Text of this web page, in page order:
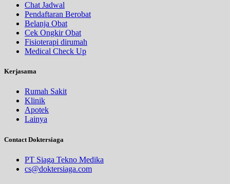
Chat Jadwal
Pendaftaran Berobat
Belanja Obat
Cek Ongkir Obat
Fisioterapi dirumah
Medical Check Up
Kerjasama
Rumah Sakit
Klinik
Apotek
Lainya
Contact Doktersiaga
PT Siaga Tekno Medika
cs@doktersiaga.com